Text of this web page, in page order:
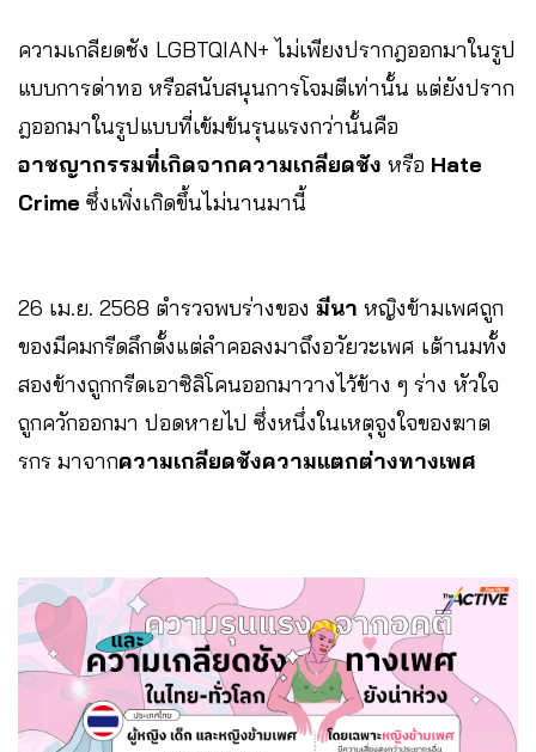
ความเกลียดชัง LGBTQIAN+ ไม่เพียงปรากฎออกมาในรูป
แบบการด่าทอ หรือสนับสนุนการโจมตีเท่านั้น แต่ยังปราก
ฎออกมาในรูปแบบที่เข้มข้นรุนแรงกว่านั้นคือ
อาชญากรรมที่เกิดจากความเกลียดชัง หรือ Hate
Crime ซึ่งเพิ่งเกิดขึ้นไม่นานมานี้
26 เม.ย. 2568 ตำรวจพบร่างของ มีนา หญิงข้ามเพศถูก
ของมีคมกรีดลึกตั้งแต่ลำคอลงมาถึงอวัยวะเพศ เต้านมทั้ง
สองข้างถูกกรีดเอาซิลิโคนออกมาวางไว้ข้าง ๆ ร่าง หัวใจ
ถูกควักออกมา ปอดหายไป ซึ่งหนึ่งในเหตุจูงใจของฆาต
รกร มาจากความเกลียดชังความแตกต่างทางเพศ